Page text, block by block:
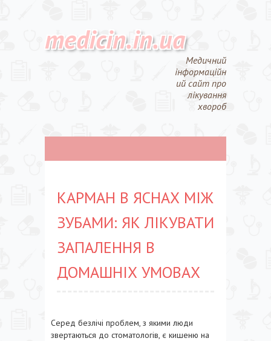
medicin.in.ua
Медичний
інформаційн
ий сайт про
лікування
хвороб
КАРМАН В ЯСНАХ МІЖ
ЗУБАМИ: ЯК ЛІКУВАТИ
ЗАПАЛЕННЯ В
ДОМАШНІХ УМОВАХ
Серед безлічі проблем, з якими люди
звертаються до стоматологів, є кишеню на